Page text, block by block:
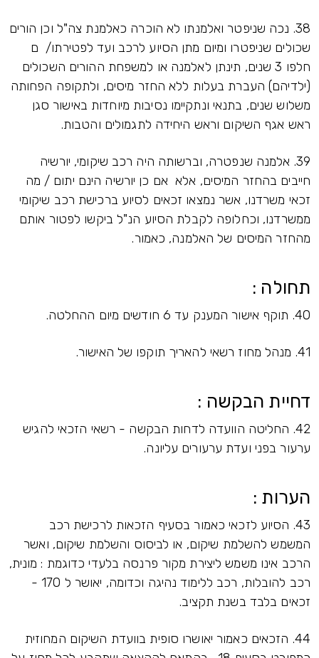
38. נכה שניפטר ואלמנתו לא הוכרה כאלמנת צה"ל וכן הורים
שכולים שניפטרו ומיום מתן הסיוע לרכב ועד לפטירתו/ ם
חלפו 3 שנים, תינתן לאלמנה או למשפחת ההורים השכולים
(ילדיהם) העברת בעלות ללא החזר מיסים, ולתקופה הפחותה
משלוש שנים, בתנאי ונתקיימו נסיבות מיוחדות באישור סגן
ראש אגף השיקום וראש היחידה לתגמולים והטבות.
39. אלמנה שנפטרה, וברשותה היה רכב שיקומי, יורשיה
חייבים בהחזר המיסים, אלא אם כן יורשיה הינם יתום / מה
זכאי משרדנו, אשר נמצאו זכאים לסיוע ברכישת רכב שיקומי
ממשרדנו, וכחלופה לקבלת הסיוע הנ"ל ביקשו לפטור אותם
מהחזר המיסים של האלמנה, כאמור.
תחולה :
40. תוקף אישור המענק עד 6 חודשים מיום ההחלטה.
41. מנהל מחוז רשאי להאריך תוקפו של האישור.
דחיית הבקשה :
42. החליטה הוועדה לדחות הבקשה - רשאי הזכאי להגיש
ערעור בפני ועדת ערעורים עליונה.
הערות :
43. הסיוע לזכאי כאמור בסעיף הזכאות לרכישת רכב
המשמש להשלמת שיקום, או לביסוס והשלמת שיקום, ואשר
הרכב אינו משמש ליצירת מקור פרנסה בלעדי כדוגמת : מונית,
רכב להובלות, רכב ללימוד נהיגה וכדומה, יאושר ל 170 -
זכאים בלבד בשנת תקציב.
44. הזכאים כאמור יאושרו סופית בוועדת השיקום המחוזית